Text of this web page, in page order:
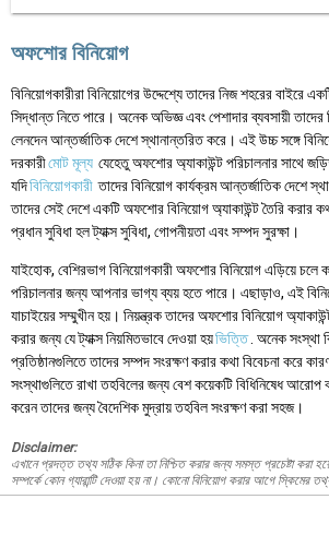
অফশোর বিনিয়োগ
বিনিয়োগকারীরা বিনিয়োগের উদ্দেশ্যে তাদের নিজ শহরের বাইরে
সিদ্ধান্ত নিতে পারে। অনেক অভিজ্ঞ এবং পেশাদার ব্যবসায়ী তাদের
লেনদেন আন্তর্জাতিক দেশে স্থানান্তরিত করে। এই উচ্চ সঙ্গে
দরকারীমোট মূল্য যেহেতু অফশোর অ্যাকাউন্ট পরিচালনার সাথে
যদিবিনিয়োগকারী তাদের বিনিয়োগ কার্যক্রম আন্তর্জাতিক দেশে
তাদের সেই দেশে একটি অফশোর বিনিয়োগ অ্যাকাউন্ট তৈরি করার
প্রধান সুবিধা হল ট্যাক্স সুবিধা, গোপনীয়তা এবং সম্পদ সুরক্ষা।
যাইহোক, বেশিরভাগ বিনিয়োগকারী অফশোর বিনিয়োগ এড়িয়ে চলে
পরিচালনার জন্য আপনার ভাগ্য ব্যয় হতে পারে। এছাড়াও, এই
যাচাইয়ের সম্মুখীন হয়। নিয়ন্ত্রক তাদের অফশোর বিনিয়োগ
করার জন্য যে ট্যাক্স নিয়মিতভাবে দেওয়া হয়ভিত্তি . অনেক সংস্থা
প্রতিষ্ঠানগুলিতে তাদের সম্পদ সংরক্ষণ করার কথা বিবেচনা করে
সংস্থাগুলিতে রাখা তহবিলের জন্য বেশ কয়েকটি বিধিনিষেধ আরোপ
করেন তাদের জন্য বৈদেশিক মুদ্রায় তহবিল সংরক্ষণ করা সহজ।
Disclaimer:
এখানে প্রদত্ত তথ্য সঠিক কিনা তা নিশ্চিত করার জন্য সমস্ত প্রচেষ্টা করা
সম্পর্কে কোন গ্যারান্টি দেওয়া হয় না। কোনো বিনিয়োগ করার আগে স্কিমের